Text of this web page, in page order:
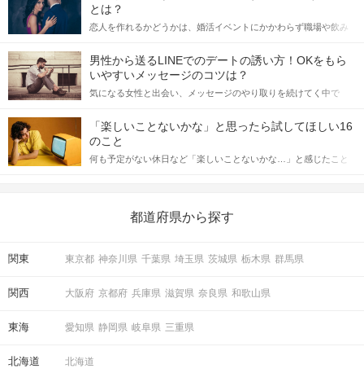
とは？
恋人を作れるかどうかは、婚活イベントにかかわらず職場や飲み
てアプローチできるかにも左右されます。 これから恋人作りを本
格的に始めようとしている方は、女性が異性を求めて出すサイン
をしっかりと理解し、正しい行動に移せるかどうかが重要。 この
記事では、女性が話しかけて欲しい時に出すサインとその心理を
合にどのような行動に繋げるべきかをご紹介していきます。
男性から送るLINEでのデートの誘い方！OKをもら
いやすいメッセージのコツは？
気になる女性と出会い、メッセージのやり取りを続けてく中で
しかし、中には「どう誘ったらいいの？」とお困りの男性もいら
っしゃるのではないでしょうか。 そこで今回は、男性から女性へ
送るLINEでのデートの誘い方のコツをご紹介します。例文も混じ
えながら解説するので、ぜひ参考にしてください。
「楽しいことないかな」と思ったら試してほしい16
のこと
何も予定がない休日など「楽しいことないかな…」と感じたこと
の楽しいことアイデアを集めました♪ いままさに楽しいことを探し
都道府県から探す
関東 東京都 神奈川県 千葉県 埼玉県 茨城県 栃木県 群馬県
関西 大阪府 京都府 兵庫県 滋賀県 奈良県 和歌山県
東海 愛知県 静岡県 岐阜県 三重県
北海道 北海道